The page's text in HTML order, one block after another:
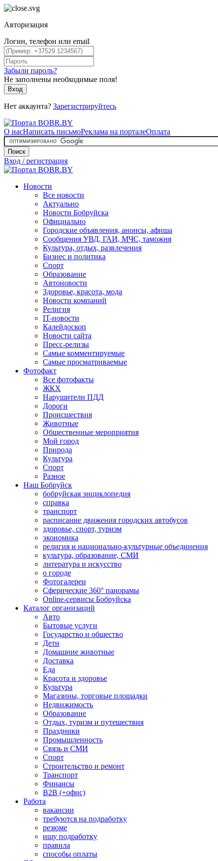
Авторизация
Логин, телефон или email
Забыли пароль?
Не заполнены необходимые поля!
Вход
Нет аккаунта? Зарегистрируйтесь
О насНаписать письмоРеклама на порталеОплата
Поиск
Вход / регистрация
Новости
Все новости
Актуально
Новости Бобруйска
Официально
Городские объявления, анонсы, афиша
Сообщения УВД, ГАИ, МЧС, таможня
Культура, отдых, развлечения
Бизнес и политика
Спорт
Образование
Автоновости
Здоровье, красота, мода
Новости компаний
Религия
IT-новости
Калейдоскоп
Новости сайта
Пресс-релизы
Самые комментируемые
Самые просматриваемые
Фотофакт
Все фотофакты
ЖКХ
Нарушители ПДД
Дороги
Происшествия
Животные
Общественные мероприятия
Мой город
Природа
Культура
Спорт
Разное
Наш Бобруйск
бобруйская энциклопедия
справка
транспорт
расписание движения городских автобусов
здоровье, спорт, туризм
экономика
религия и национально-культурные объединения
культура, образование, СМИ
литература и искусство
о городе
Фотогалереи
Сферические 360° панорамы
Online-сервисы Бобруйска
Каталог организаций
Авто
Бытовые услуги
Государство и общество
Дети
Домашние животные
Доставка
Еда
Красота и здоровье
Культура
Магазины, торговые площадки
Недвижимость
Образование
Отдых, туризм и путешествия
Праздники
Промышленность
Связь и СМИ
Спорт
Строительство и ремонт
Транспорт
Финансы
B2B (+офис)
Работа
вакансии
требуются на подработку
резюме
ищу подработку
правила
способы оплаты